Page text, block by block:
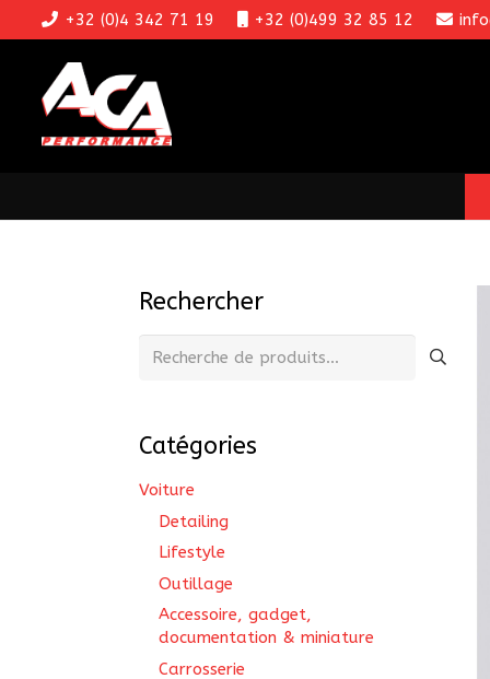
+32 (0)4 342 71 19 +32 (0)499 32 85 12
Rechercher
Recherche
Catégories
Voiture
Detailing
Lifestyle
Outillage
Accessoire, gadget,
documentation & miniature
Carrosserie